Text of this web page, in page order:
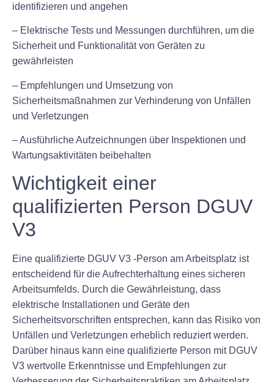
identifizieren und angehen
– Elektrische Tests und Messungen durchführen, um die
Sicherheit und Funktionalität von Geräten zu
gewährleisten
– Empfehlungen und Umsetzung von
Sicherheitsmaßnahmen zur Verhinderung von Unfällen
und Verletzungen
– Ausführliche Aufzeichnungen über Inspektionen und
Wartungsaktivitäten beibehalten
Wichtigkeit einer
qualifizierten Person DGUV
V3
Eine qualifizierte DGUV V3 -Person am Arbeitsplatz ist
entscheidend für die Aufrechterhaltung eines sicheren
Arbeitsumfelds. Durch die Gewährleistung, dass
elektrische Installationen und Geräte den
Sicherheitsvorschriften entsprechen, kann das Risiko von
Unfällen und Verletzungen erheblich reduziert werden.
Darüber hinaus kann eine qualifizierte Person mit DGUV
V3 wertvolle Erkenntnisse und Empfehlungen zur